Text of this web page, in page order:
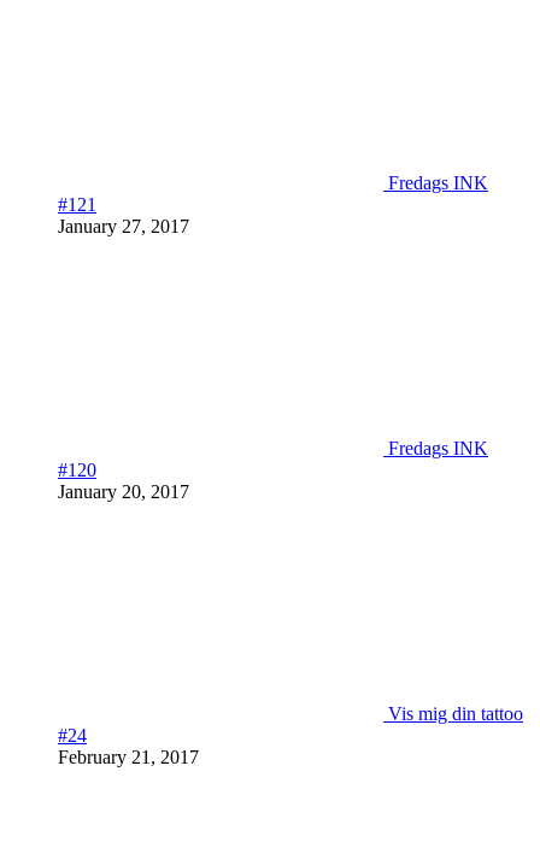
Fredags INK
#121
January 27, 2017
Fredags INK
#120
January 20, 2017
Vis mig din tattoo
#24
February 21, 2017